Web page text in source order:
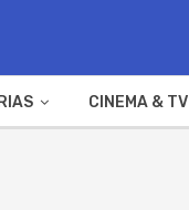
CINEMA & TV